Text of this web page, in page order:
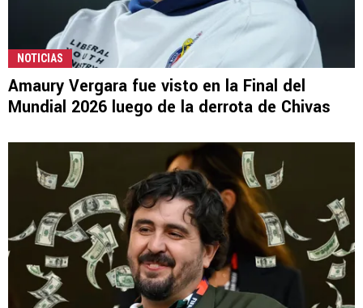
NOTICIAS
Amaury Vergara fue visto en la Final del
Mundial 2026 luego de la derrota de Chivas